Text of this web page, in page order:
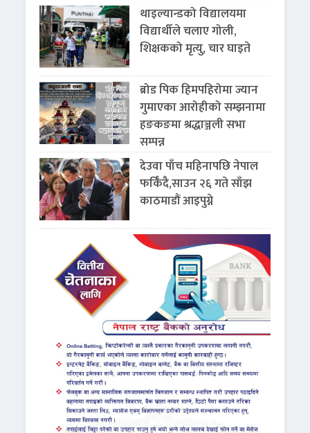
थाइल्यान्डको विद्यालयमा
विद्यार्थीले चलाए गोली,
शिक्षकको मृत्यु, चार घाइते
ब्रोड पिक हिमपहिरोमा ज्यान
गुमाएका आरोहीको सम्झनामा
हङकङमा श्रद्धाञ्जली सभा
सम्पन्न
देउवा पाँच महिनापछि नेपाल
फर्किँदै,साउन २६ गते साँझ
काठमाडौं आइपुग्ने